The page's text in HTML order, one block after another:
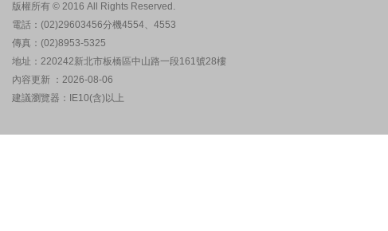
版權所有 © 2016 All Rights Reserved.
電話：(02)29603456分機4554、4553
傳真：(02)8953-5325
地址：220242新北市板橋區中山路一段161號28樓
內容更新 ：2026-08-06
建議瀏覽器：IE10(含)以上